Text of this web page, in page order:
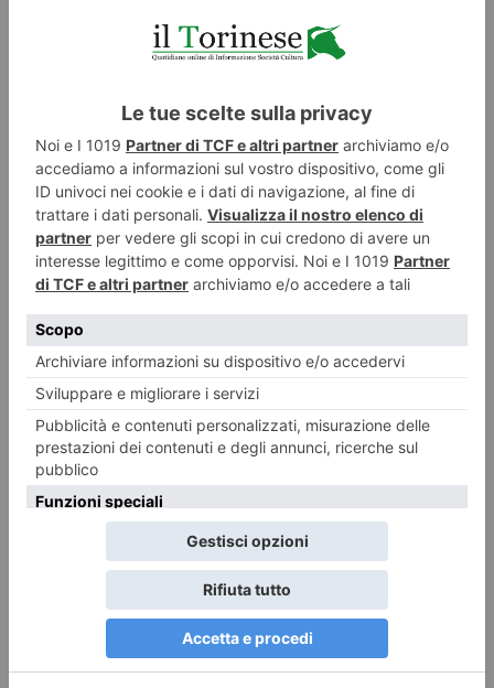
Sedici giorni senza riposo settimanale: multato autista di bus turistico
Emergenza idrica, Piemonte e Liguria puntano sugli invasi
Lite sulla strada, poi l’auto contro il gruppo: sei ciclisti feriti a Lanzo, uno
grave
8 Agosto 2026
Trenitalia: modifiche linea Cuneo Fossano Ventimiglia
8 Agosto 2026
Tutti i gusti del mondo a Terra Madre Salone del Gusto Tra poco più di un
mese a Torino
8 Agosto 2026
“Da Cavour alla repubblica”, Quaglieni e Oliva dialogano ad Alassio
8 Agosto 2026
A Torino il ricordo della tragedia di Hiroshima e Nagasaki
Calciomercato, Torino e Juventus: le ultime novità!
Fuga pericolosa: scappano in motorino (rubato) all’alt della polizia,
arrestati